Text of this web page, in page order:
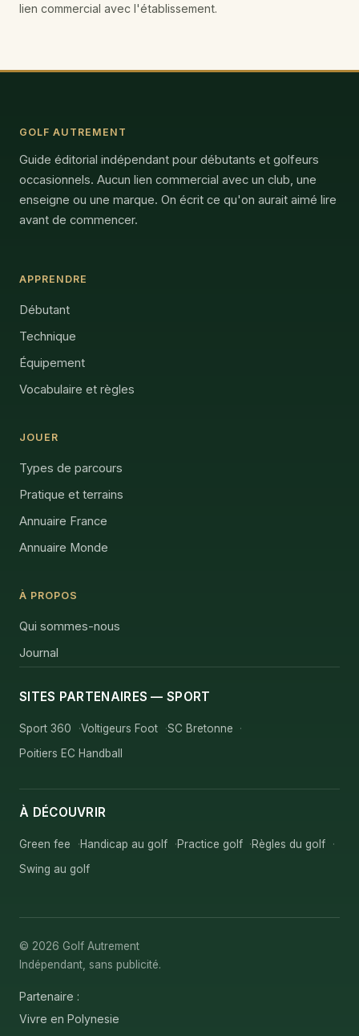
lien commercial avec l'établissement.
GOLF AUTREMENT
Guide éditorial indépendant pour débutants et golfeurs
occasionnels. Aucun lien commercial avec un club, une
enseigne ou une marque. On écrit ce qu'on aurait aimé lire
avant de commencer.
APPRENDRE
Débutant
Technique
Équipement
Vocabulaire et règles
JOUER
Types de parcours
Pratique et terrains
Annuaire France
Annuaire Monde
À PROPOS
Qui sommes-nous
Journal
SITES PARTENAIRES — SPORT
Sport 360 Voltigeurs Foot
SC Bretonne
Poitiers EC Handball
À DÉCOUVRIR
Green fee Handicap au golf Practice golf
Règles du golf
Swing au golf
© 2026 Golf Autrement
Indépendant, sans publicité.
Partenaire :
Vivre en Polynesie